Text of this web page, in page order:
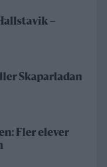
–
Skaparladan
Fler elever